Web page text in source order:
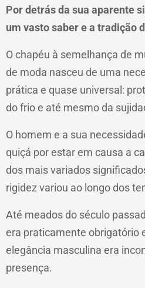
Por detrás da sua aparente
um vasto saber e a tradição
O chapéu à semelhança de
de moda nasceu de uma
prática e quase universal:
do frio e até mesmo da
O homem e a sua
quiçá por estar em causa a
dos mais variados
rigidez variou ao longo dos
Até meados do século
era praticamente obrigatório
elegância masculina era
presença.